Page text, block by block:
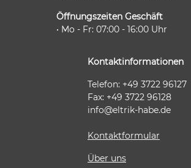
Öffnungszeiten Geschäft
• Mo - Fr: 07:00 - 16:00 Uhr
Kontaktinformationen
Telefon: +49 3722 96127
Fax: +49 3722 96128
info@eltrik-habe.de
Kontaktformular
Über uns